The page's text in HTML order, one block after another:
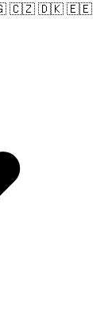
🇨🇿 🇩🇰 🇪🇪